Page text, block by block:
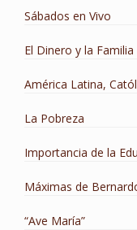
Sábados en Vivo
El Dinero y la Familia
América Latina,
La Pobreza
Importancia de la
Máximas de
“Ave María”